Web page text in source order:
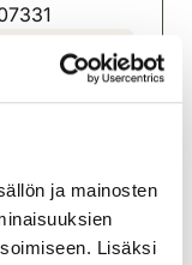
ja mainosten
Lisäksi